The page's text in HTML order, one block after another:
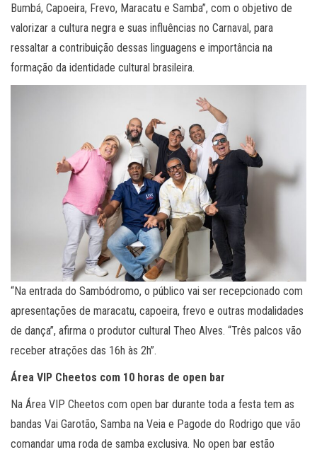
Bumbá, Capoeira, Frevo, Maracatu e Samba”, com o objetivo de
valorizar a cultura negra e suas influências no Carnaval, para
ressaltar a contribuição dessas linguagens e importância na
formação da identidade cultural brasileira.
“Na entrada do Sambódromo, o público vai ser recepcionado com
apresentações de maracatu, capoeira, frevo e outras modalidades
de dança”, afirma o produtor cultural Theo Alves. “Três palcos vão
receber atrações das 16h às 2h”.
Área VIP Cheetos com 10 horas de open bar
Na Área VIP Cheetos com open bar durante toda a festa tem as
bandas Vai Garotão, Samba na Veia e Pagode do Rodrigo que vão
comandar uma roda de samba exclusiva. No open bar estão